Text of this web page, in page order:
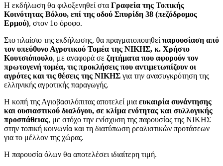
Η εκδήλωση θα φιλοξενηθεί στα Γραφεία της Τοπικής
Κοινότητας Βόλου, επί της οδού Σπυρίδη 38 (πεζόδρομος
Ερμού), στον 1ο όροφο.
Στο πλαίσιο της εκδήλωσης, θα πραγματοποιηθεί παρουσίαση από
τον υπεύθυνο Αγροτικού Τομέα της ΝΙΚΗΣ, κ. Χρήστο
Κουτσιόπουλο, με αναφορά σε ζητήματα που αφορούν τον
πρωτογενή τομέα, τις προκλήσεις που αντιμετωπίζουν οι
αγρότες και τις θέσεις της ΝΙΚΗΣ για την ανασυγκρότηση της
ελληνικής αγροτικής παραγωγής.
Η κοπή της Αγιοβασιλόπιτας αποτελεί μια ευκαιρία συνάντησης
και ουσιαστικού διαλόγου, σε κλίμα ενότητας και συλλογικής
προσπάθειας, με στόχο την ενίσχυση της παρουσίας της ΝΙΚΗΣ
στην τοπική κοινωνία και τη διατύπωση ρεαλιστικών προτάσεων
για το μέλλον της χώρας.
Η παρουσία όλων θα αποτελέσει ιδιαίτερη τιμή.